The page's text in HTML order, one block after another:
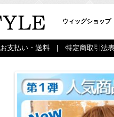
ウィッグショップ
お支払い・送料 特定商取引法